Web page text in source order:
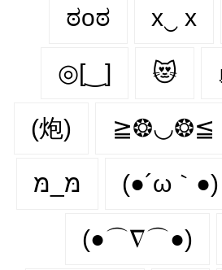
ಠoಠ x‿ х
◎[‿] 😻
(炮) ≧❂◡❂≦
מּ_מּ (●´ω｀●)
(●⌒∇⌒●)